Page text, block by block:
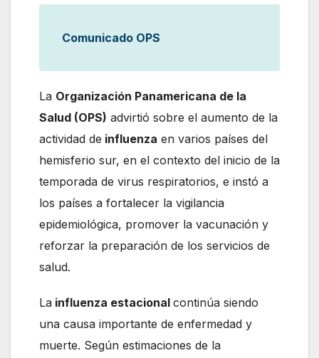
Comunicado OPS
La Organización Panamericana de la
Salud (OPS) advirtió sobre el aumento de la
actividad de influenza en varios países del
hemisferio sur, en el contexto del inicio de la
temporada de virus respiratorios, e instó a
los países a fortalecer la vigilancia
epidemiológica, promover la vacunación y
reforzar la preparación de los servicios de
salud.
La influenza estacional continúa siendo
una causa importante de enfermedad y
muerte. Según estimaciones de la